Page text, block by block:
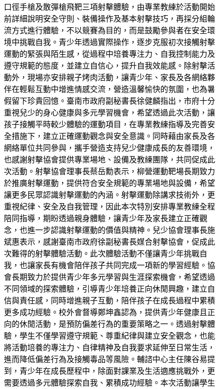
口徑手槍及散彈槍飛靶三項射擊體驗，由專業教練於活動開始
前詳細說明安全守則、裝備操作及基本射擊技巧，再採分組輪
流方式進行體驗，不以競賽為目的，而是鼓勵參與者在安全環
境中挑戰自我。青少年透過實際操作，逐步克服初次接觸射擊
運動的緊張與陌生感，從過程中培養專注力、自我控制能力及
遵守規範的態度，並建立自信心，提升自我效能感。除射擊活
動外，現場亦安排親子烤肉活動，讓青少年、家長及各網絡夥
伴在輕鬆互動中增進情感交流，營造溫馨愉快的氛圍，也為暑
假留下珍貴回憶。臺南市政府副秘書長徐健麟指出，市府十分
重視兒少的身心健康與多元學習機會，希望透過此次活動，讓
孩子接觸平時較少體驗的運動項目，在專業教練指導及完善安
全措施下，建立正確運動觀念與安全意識。同時藉由家長及各
網絡單位共同參與，攜手營造支持兒少健康成長的友善環境，
也感謝射擊協會提供專業場地、設備及教練團隊，共同促成此
次活動。射擊協會理事長蔡岳勳表示，柳營運動靶場長期致力
於推廣射擊運動，提供符合安全規範的專業場地與設備，希望
讓更多民眾認識射擊運動的內涵。射擊運動除講求技術外，更
重視紀律、安全及自我管理，因此本次特別安排專業教練全程
陪同指導，期盼透過親身體驗，讓青少年及家長建立正確觀
念，也進一步認識射擊運動的價值與精神。兒少協會理事長施
斌惠表示，感謝臺南市政府徐副秘書長媒合射擊協會，促成此
次難得的射擊體驗活動。此次體驗活動不僅讓青少年挑戰自
我，也讓家長有機會陪伴孩子共同完成一項新的學習經驗。協
會長期致力於提供青少年多元學習與生涯探索機會，希望透過
不同領域的探索體驗，引導青少年培養正向休閒興趣，建立自
信與責任感，同時增進親子互動，陪伴孩子在成長過程中累積
更多成功經驗。校外會督導鄭坤鑫認為，提供青少年健康且正
向的休閒活動，是預防偏差行為的重要策略之一。透過射擊體
驗，學生不僅學習遵守規範、尊重紀律與建立安全觀念，也能
將活動培養的專注力、自律精神及自我要求延伸至日常生活，
進而降低偏差行為及接觸毒品等風險。輔諮中心主任陳谷易提
到，青少年在成長歷程中，除面對課業及生活適應挑戰外，更
需要透過多元體驗探索自我、累積成功經驗。本次活動讓學生